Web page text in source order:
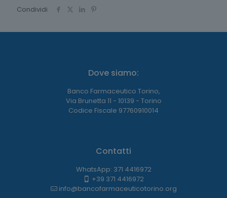
Condividi
Dove siamo:
Banco Farmaceutico Torino,
Via Brunetta 11 - 10139 - Torino
Codice Fiscale 97760910014
Contatti
WhatsApp: 371 4416972
+39 371 4416972
info@bancofarmaceuticotorino.org